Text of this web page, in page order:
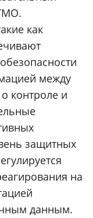
как
между
контроле и
защитных
на
данным.